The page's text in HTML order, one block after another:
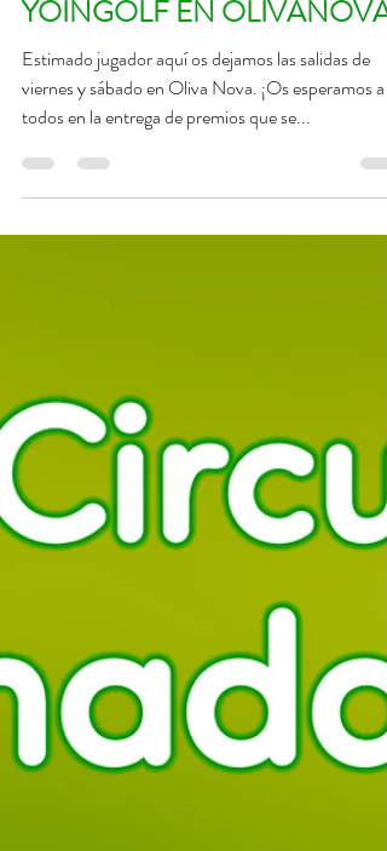
SALIDAS VI JORNADA
YOINGOLF EN OLIVANOVA
Estimado jugador aquí os dejamos las salidas de
viernes y sábado en Oliva Nova. ¡Os esperamos a
todos en la entrega de premios que se...